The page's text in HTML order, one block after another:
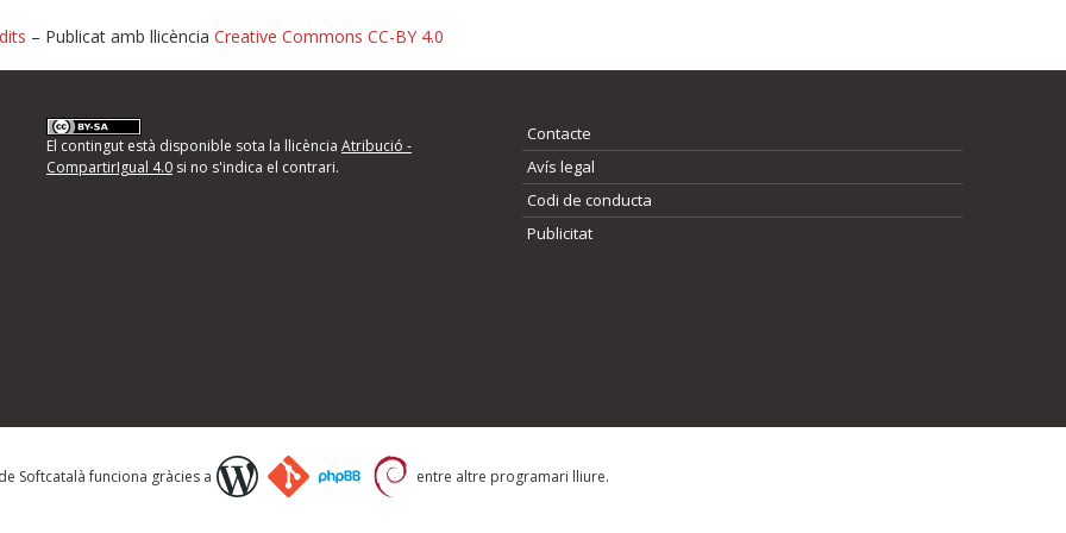
d'errors
següents i descriviu quina és la millora que
– Publicat amb llicència Creative Commons CC-BY 4.0
El contingut està disponible sota la llicència Atribució -
CompartirIgual 4.0si no s'indica el contrari.
Contacte
Avís legal
Codi de conducta
Publicitat
Softcatalà funciona gràcies a entre altre programari lliure.